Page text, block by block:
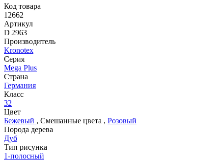
Код товара
12662
Артикул
D 2963
Производитель
Kronotex
Серия
Mega Plus
Страна
Германия
Класс
32
Цвет
Бежевый , Смешанные цвета , Розовый
Порода дерева
Дуб
Тип рисунка
1-полосный